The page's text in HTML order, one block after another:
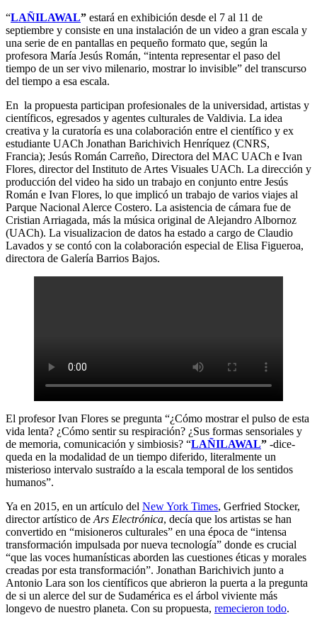
“LAÑILAWAL” estará en exhibición desde el 7 al 11 de
septiembre y consiste en una instalación de un video a gran escala y
una serie de en pantallas en pequeño formato que, según la
profesora María Jesús Román, “intenta representar el paso del
tiempo de un ser vivo milenario, mostrar lo invisible” del transcurso
del tiempo a esa escala.
En la propuesta participan profesionales de la universidad, artistas y
científicos, egresados y agentes culturales de Valdivia. La idea
creativa y la curatoría es una colaboración entre el científico y ex
estudiante UACh Jonathan Barichivich Henríquez (CNRS,
Francia); Jesús Román Carreño, Directora del MAC UACh e Ivan
Flores, director del Instituto de Artes Visuales UACh. La dirección y
producción del video ha sido un trabajo en conjunto entre Jesús
Román e Ivan Flores, lo que implicó un trabajo de varios viajes al
Parque Nacional Alerce Costero. La asistencia de cámara fue de
Cristian Arriagada, más la música original de Alejandro Albornoz
(UACh). La visualizacion de datos ha estado a cargo de Claudio
Lavados y se contó con la colaboración especial de Elisa Figueroa,
directora de Galería Barrios Bajos.
El profesor Ivan Flores se pregunta “¿Cómo mostrar el pulso de esta
vida lenta? ¿Cómo sentir su respiración? ¿Sus formas sensoriales y
de memoria, comunicación y simbiosis? “LAÑILAWAL” -dice-
queda en la modalidad de un tiempo diferido, literalmente un
misterioso intervalo sustraído a la escala temporal de los sentidos
humanos”.
Ya en 2015, en un artículo del New York Times, Gerfried Stocker,
director artístico de Ars Electrónica, decía que los artistas se han
convertido en “misioneros culturales” en una época de “intensa
transformación impulsada por nueva tecnología” donde es crucial
“que las voces humanísticas aborden las cuestiones éticas y morales
creadas por esta transformación”. Jonathan Barichivich junto a
Antonio Lara son los científicos que abrieron la puerta a la pregunta
de si un alerce del sur de Sudamérica es el árbol viviente más
longevo de nuestro planeta. Con su propuesta, remecieron todo.